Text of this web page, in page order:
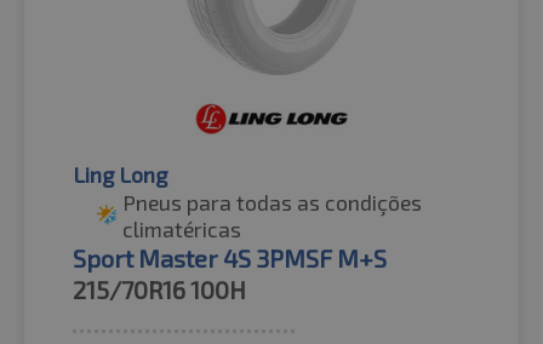
Ling Long
Pneus para todas as condições
climatéricas
Sport Master 4S 3PMSF M+S
215/70R16100H